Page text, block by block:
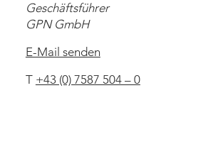
Geschäftsführer
GPN GmbH
E-Mail senden
T +43 (0) 7587 504 – 0